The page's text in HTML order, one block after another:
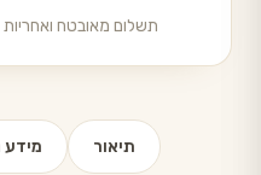
תשלום מאובטח
תיאור מידע